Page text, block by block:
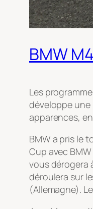
BMW
Les
développe une
apparences,
BMW a pris le
Cup avec
vous dérogera
déroulera sur
(Allemagne).